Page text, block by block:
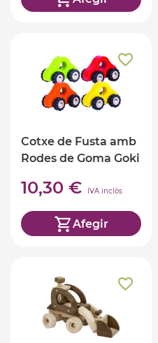
Cotxe de Fusta amb
Rodes de Goma Goki
10,30 € IVA inclòs
Afegir